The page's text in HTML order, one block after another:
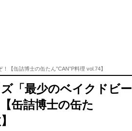
【缶詰博士の缶たん”CAN”P料理 vol.74】
「最少のベイクドビー
缶詰博士の缶た